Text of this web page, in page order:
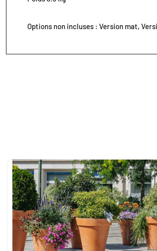
Options non incluses : Version mat,